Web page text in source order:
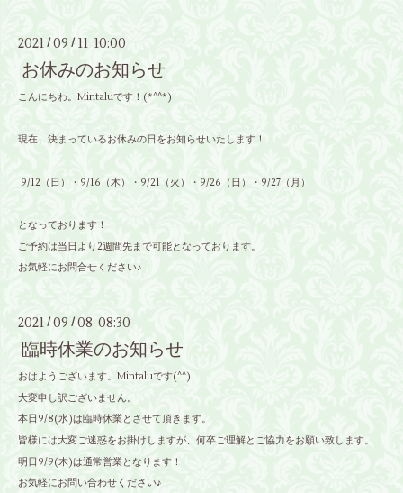
2021 /09 / 11 10:00
お休みのお知らせ
こんにちわ。 Mintaluです！ (*^^*)
現在、決まっているお休みの日をお知らせいたします！
9/12 （日）・ 9/16 （木）・9/21（火）・9/26（日）・9/27（月）
となっております！
ご予約は当日より2週間先まで可能となっております。
お気軽にお問合せください♪
2021 /09 /08 08:30
臨時休業のお知らせ
おはようございます。Mintaluです(^^)
大変申し訳ございません。
本日9/8(水)は臨時休業とさせて頂きます。
皆様には大変ご迷惑をお掛けしますが、何卒ご理解とご協力をお願い致します。
明日9/9(木)は通常営業となります！
お気軽にお問い合わせください♪